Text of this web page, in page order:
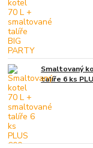
Smaltovaný
talíře 6 ks